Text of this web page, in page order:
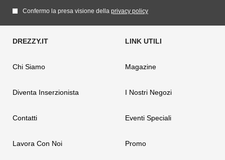
Confermo la presa visione della privacy policy
Chi Siamo
Diventa Inserzionista
Contatti
Lavora Con Noi
Magazine
I Nostri Negozi
Eventi Speciali
Promo